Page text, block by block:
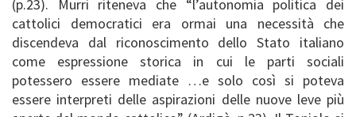
(p.23). Murri riteneva che “l’autonomia politica dei
cattolici democratici era ormai una necessità che
discendeva dal riconoscimento dello Stato italiano
come espressione storica in cui le parti sociali
potessero essere mediate …e solo così si poteva
essere interpreti delle aspirazioni delle nuove leve più